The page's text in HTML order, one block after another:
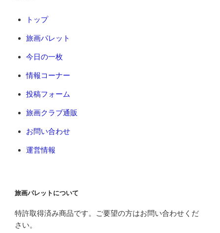
トップ
旅画パレット
今日の一枚
情報コーナー
投稿フォーム
旅画クラブ通販
お問い合わせ
運営情報
旅画パレットについて
特許取得済み商品です。ご要望の方はお問い合わせくだ
さい。